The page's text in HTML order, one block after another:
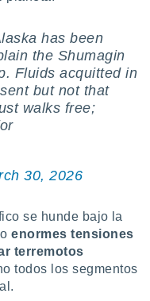
has been
the Shumagin
Fluids acquitted in
but not that
walks free;
30, 2026
se hunde bajo la
enormes tensiones
terremotos
todos los segmentos